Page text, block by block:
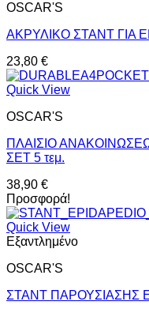
OSCAR'S
ΑΚΡΥΛΙΚΟ ΣΤΑΝΤ ΓΙΑ
23,80 €
Quick View
OSCAR'S
ΠΛΑΙΣΙΟ
ΣΕΤ 5 τεμ.
38,90 €
Προσφορά!
Quick View
Εξαντλημένο
OSCAR'S
ΣΤΑΝΤ ΠΑΡΟΥΣΙΑΣΗΣ